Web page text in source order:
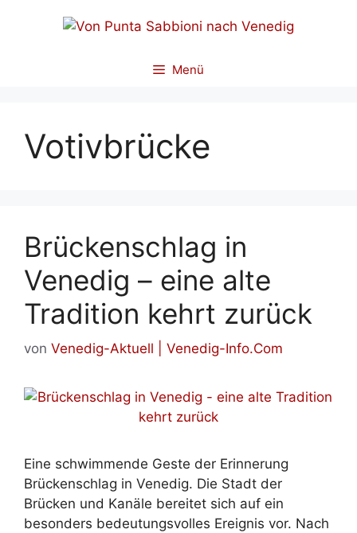
Menü
Votivbrücke
Brückenschlag in
Venedig – eine alte
Tradition kehrt zurück
von Venedig-Aktuell | Venedig-Info.Com
Eine schwimmende Geste der Erinnerung
Brückenschlag in Venedig. Die Stadt der
Brücken und Kanäle bereitet sich auf ein
besonders bedeutungsvolles Ereignis vor. Nach